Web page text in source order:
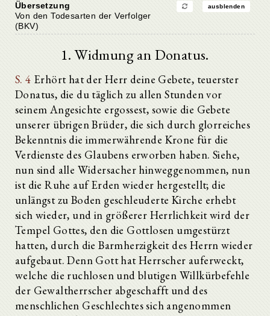
Übersetzung ausblenden
Von den Todesarten der Verfolger
(BKV)
1. Widmung an Donatus.
S. 4 Erhört hat der Herr deine Gebete, teuerster
Donatus, die du täglich zu allen Stunden vor
seinem Angesichte ergossest, sowie die Gebete
unserer übrigen Brüder, die sich durch glorreiches
Bekenntnis die immerwährende Krone für die
Verdienste des Glaubens erworben haben. Siehe,
nun sind alle Widersacher hinweggenommen, nun
ist die Ruhe auf Erden wieder hergestellt; die
unlängst zu Boden geschleuderte Kirche erhebt
sich wieder, und in größerer Herrlichkeit wird der
Tempel Gottes, den die Gottlosen umgestürzt
hatten, durch die Barmherzigkeit des Herrn wieder
aufgebaut. Denn Gott hat Herrscher auferweckt,
welche die ruchlosen und blutigen Willkürbefehle
der Gewaltherrscher abgeschafft und des
menschlichen Geschlechtes sich angenommen